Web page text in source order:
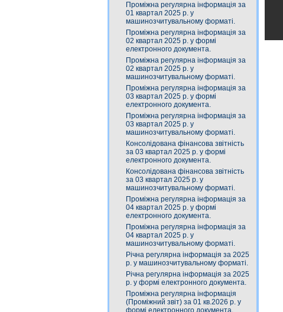
Проміжна регулярна інформація за
01 квартал 2025 р. у
машинозчитувальному форматі.
Проміжна регулярна інформація за
02 квартал 2025 р. у формі
електронного документа.
Проміжна регулярна інформація за
02 квартал 2025 р. у
машинозчитувальному форматі.
Проміжна регулярна інформація за
03 квартал 2025 р. у формі
електронного документа.
Проміжна регулярна інформація за
03 квартал 2025 р. у
машинозчитувальному форматі.
Консолідована фінансова звітність
за 03 квартал 2025 р. у формі
електронного документа.
Консолідована фінансова звітність
за 03 квартал 2025 р. у
машинозчитувальному форматі.
Проміжна регулярна інформація за
04 квартал 2025 р. у формі
електронного документа.
Проміжна регулярна інформація за
04 квартал 2025 р. у
машинозчитувальному форматі.
Річна регулярна інформація за 2025
р. у машинозчитувальному форматі.
Річна регулярна інформація за 2025
р. у формі електронного документа.
Проміжна регулярна інформація
(Проміжний звіт) за 01 кв.2026 р. у
формі електронного документа.